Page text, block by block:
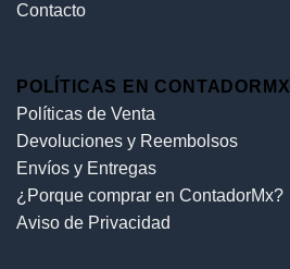
Contacto
POLÍTICAS EN CONTADORMX
Políticas de Venta
Devoluciones y Reembolsos
Envíos y Entregas
¿Porque comprar en ContadorMx?
Aviso de Privacidad